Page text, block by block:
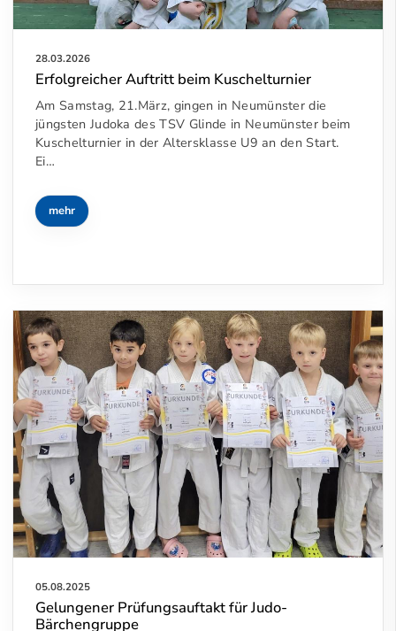
28.03.2026
Erfolgreicher Auftritt beim Kuschelturnier
Am Samstag, 21.März, gingen in Neumünster die
jüngsten Judoka des TSV Glinde in Neumünster beim
Kuschelturnier in der Altersklasse U9 an den Start.
Ei…
mehr
05.08.2025
Gelungener Prüfungsauftakt für Judo-
Bärchengruppe